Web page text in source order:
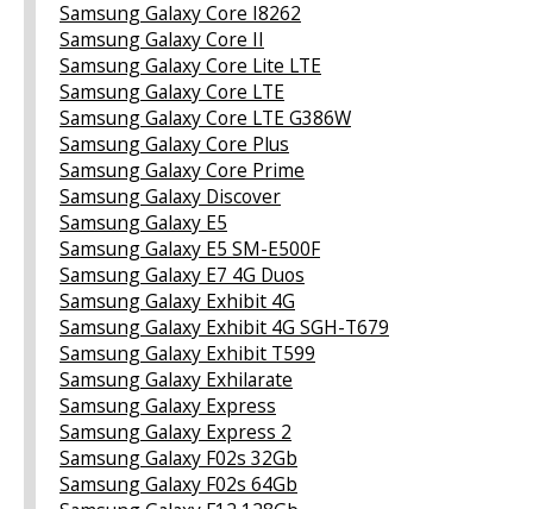
Samsung Galaxy Core I8262
Samsung Galaxy Core II
Samsung Galaxy Core Lite LTE
Samsung Galaxy Core LTE
Samsung Galaxy Core LTE G386W
Samsung Galaxy Core Plus
Samsung Galaxy Core Prime
Samsung Galaxy Discover
Samsung Galaxy E5
Samsung Galaxy E5 SM-E500F
Samsung Galaxy E7 4G Duos
Samsung Galaxy Exhibit 4G
Samsung Galaxy Exhibit 4G SGH-T679
Samsung Galaxy Exhibit T599
Samsung Galaxy Exhilarate
Samsung Galaxy Express
Samsung Galaxy Express 2
Samsung Galaxy F02s 32Gb
Samsung Galaxy F02s 64Gb